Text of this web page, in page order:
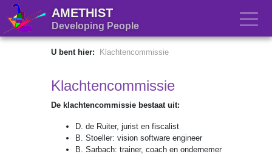
AMETHIST
Developing People
U bent hier: Klachtencommissie
Klachtencommissie
De klachtencommissie bestaat uit:
D. de Ruiter, jurist en fiscalist
B. Stoeller: vision software engineer
B. Sarbach: trainer, coach en ondernemer